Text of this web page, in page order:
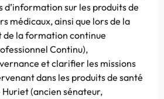
sur les produits de
médicaux, ainsi que lors de la
la formation continue
Continu),
et clarifier les missions
dans les produits de santé
Huriet (ancien sénateur,